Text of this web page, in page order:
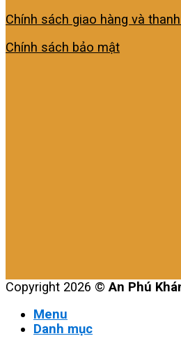
Chính sách giao hàng và
Chính sách bảo mật
Copyright 2026 © An Phú
Menu
Danh mục